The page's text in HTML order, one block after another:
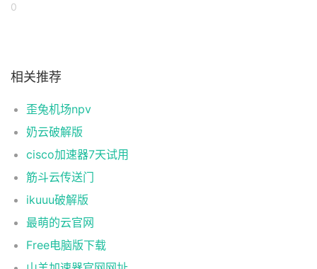
0
相关推荐
歪兔机场npv
奶云破解版
cisco加速器7天试用
筋斗云传送门
ikuuu破解版
最萌的云官网
Free电脑版下载